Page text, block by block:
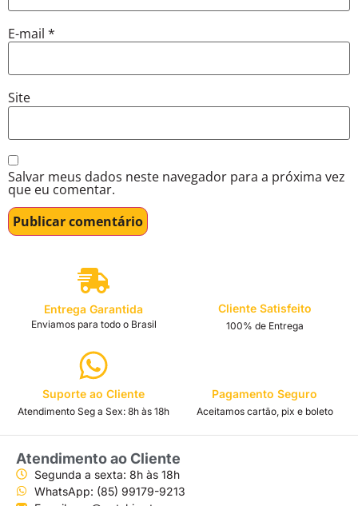
E-mail *
Site
Salvar meus dados neste navegador para a próxima vez
que eu comentar.
Entrega Garantida
Enviamos para todo o Brasil
Cliente Satisfeito
100% de Entrega
Suporte ao Cliente
Atendimento Seg a Sex: 8h às 18h
Pagamento Seguro
Aceitamos cartão, pix e boleto
Atendimento ao Cliente
Segunda a sexta: 8h às 18h
WhatsApp: (85) 99179-9213